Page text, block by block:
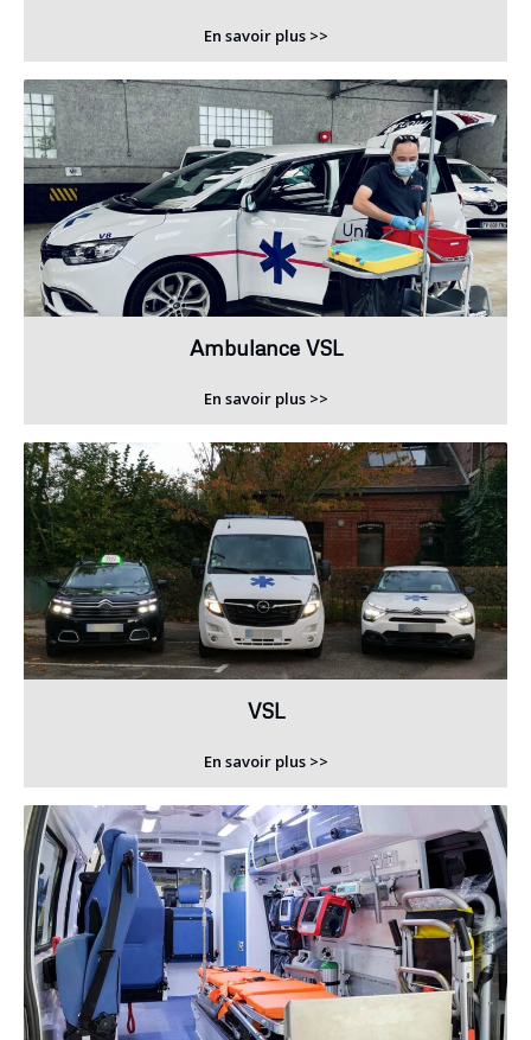
En savoir plus >>
Ambulance VSL
En savoir plus >>
VSL
En savoir plus >>